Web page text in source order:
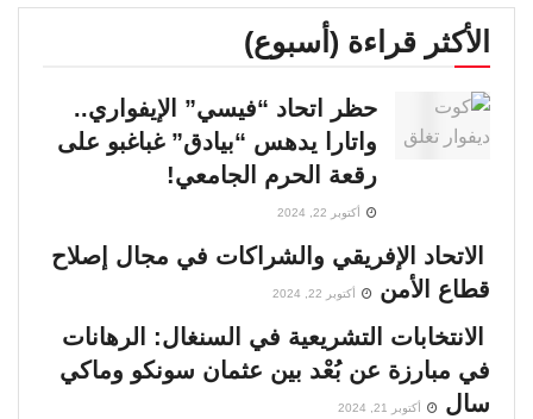
الأكثر قراءة (أسبوع)
حظر اتحاد “فيسي” الإيفواري..
واتارا يدهس “بيادق” غباغبو على
رقعة الحرم الجامعي!
أكتوبر 22, 2024
الاتحاد الإفريقي والشراكات في مجال إصلاح
قطاع الأمن
أكتوبر 22, 2024
الانتخابات التشريعية في السنغال: الرهانات
في مبارزة عن بُعْد بين عثمان سونكو وماكي
سال
أكتوبر 21, 2024